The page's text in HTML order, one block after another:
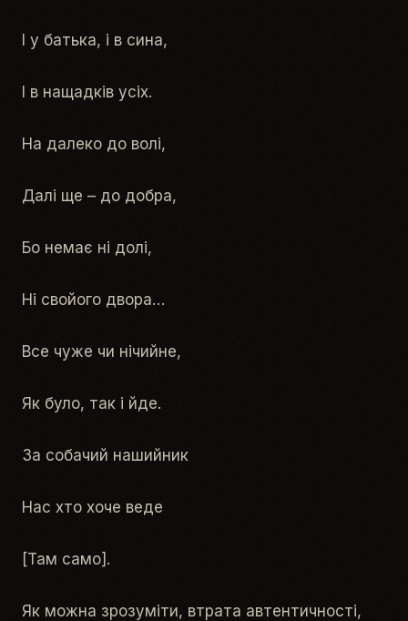
І у батька, і в сина,
І в нащадків усіх.
На далеко до волі,
Далі ще – до добра,
Бо немає ні долі,
Ні свойого двора…
Все чуже чи нічийне,
Як було, так і йде.
За собачий нашийник
Нас хто хоче веде
[Там само].
Як можна зрозуміти, втрата автентичності,